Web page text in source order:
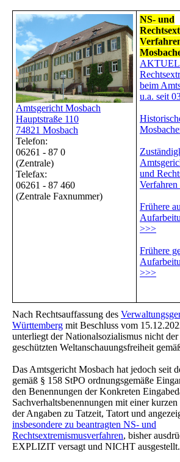
Amtsgericht Mosbach
Hauptstraße 110
74821 Mosbach
Telefon:
06261 - 87 0
(Zentrale)
Telefax:
06261 - 87 460
(Zentrale Faxnummer)
NS- und
beim
u.a. seit
und
Frühere
>>>
Frühere
>>>
Nach Rechtsauffassung des
Württemberg mit Beschluss vom
unterliegt der Nationalsozialismus nicht
geschützten Weltanschauungsfreiheit
Das Amtsgericht Mosbach hat jedoch seit
gemäß § 158 StPO ordnungsgemäße
den Benennungen der Konkreten
Sachverhaltsbenennungen mit einer
der Angaben zu Tatzeit, Tatort und
insbesondere zu beantragten NS- und
Rechtsextremismusverfahren, bisher
EXPLIZIT versagt und NICHT ausgestellt.